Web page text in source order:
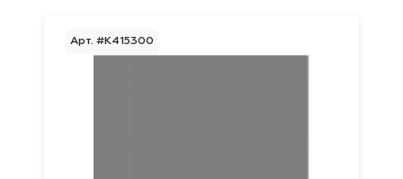
Арт. #K415300